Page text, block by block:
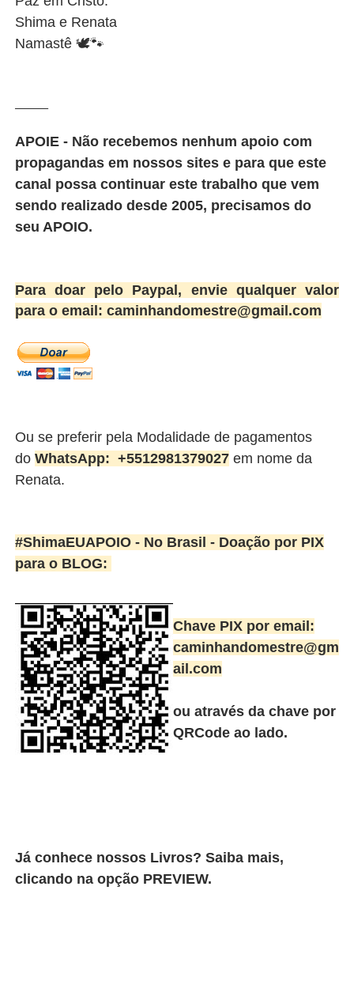
Shima e Renata
Namastê 🕊🐾
APOIE - Não recebemos nenhum apoio com
propagandas em nossos sites e para que este
canal possa continuar este trabalho que vem
sendo realizado desde 2005, precisamos do
seu APOIO.
Para doar pelo Paypal, envie qualquer valor
para o email: caminhandomestre@gmail.com
Ou se preferir pela Modalidade de pagamentos
do WhatsApp: +5512981379027em nome da
Renata.
#ShimaEUAPOIO - No Brasil - Doação por PIX
para o BLOG:
Chave PIX por email:
caminhandomestre@gm
ail.com
ou através da chave por
QRCode ao lado.
Já conhece nossos Livros? Saiba mais,
clicando na opção PREVIEW.